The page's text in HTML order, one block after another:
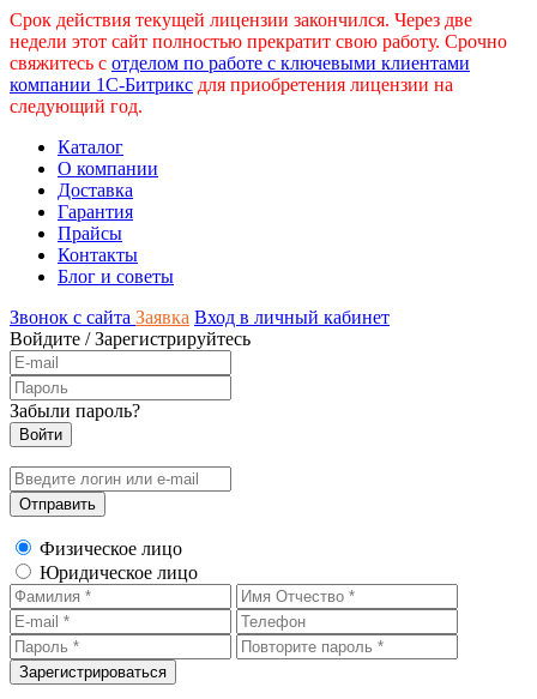
Срок действия текущей лицензии закончился. Через две
недели этот сайт полностью прекратит свою работу. Срочно
свяжитесь с отделом по работе с ключевыми клиентами
компании 1С-Битрикс для приобретения лицензии на
следующий год.
Каталог
О компании
Доставка
Гарантия
Прайсы
Контакты
Блог и советы
Звонок с сайта Заявка Вход в личный кабинет
Войдите /Зарегистрируйтесь
Забыли пароль?
Физическое лицо
Юридическое лицо